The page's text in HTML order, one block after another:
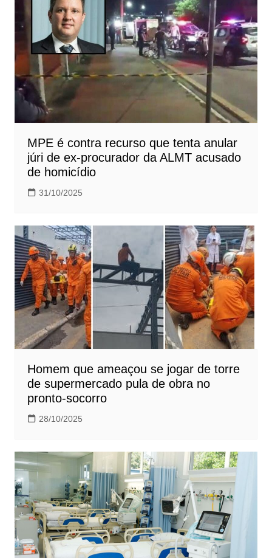
MPE é contra recurso que tenta anular
júri de ex-procurador da ALMT acusado
de homicídio
31/10/2025
Homem que ameaçou se jogar de torre
de supermercado pula de obra no
pronto-socorro
28/10/2025